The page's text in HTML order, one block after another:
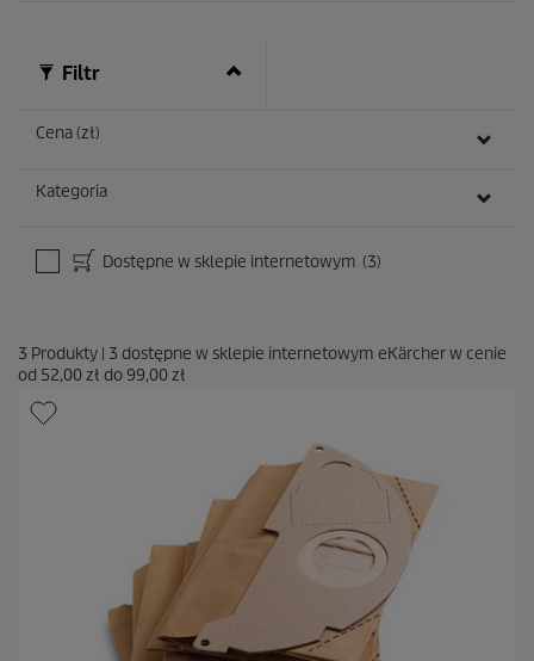
Filtr
Cena (zł)
Kategoria
Dostępne w sklepie internetowym (3)
3 Produkty | 3 dostępne w sklepie internetowym eKärcher w cenie
od 52,00 zł do 99,00 zł